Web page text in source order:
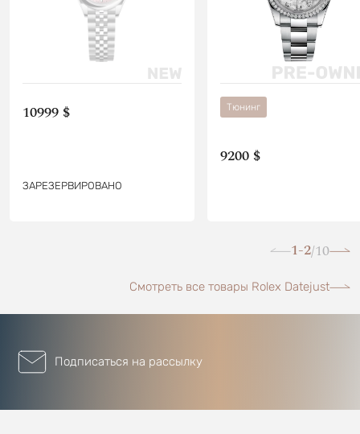
10999 $
ЗАРЕЗЕРВИРОВАНО
Тюнинг
9200 $
1-2/10
Смотреть все товары Rolex Datejust
Подписаться на рассылку